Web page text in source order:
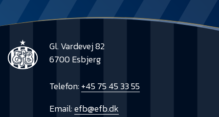
Gl. Vardevej 82
6700 Esbjerg
Telefon:+45 75 45 33 55
Email:efb@efb.dk